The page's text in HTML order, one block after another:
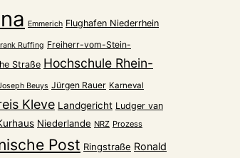
Emmerich Flughafen Niederrhein
Ruffing Freiherr-vom-Stein-
Straße Hochschule Rhein-
Beuys Jürgen Rauer Karneval
Kleve Landgericht Ludger van
Niederlande NRZ Prozess
Post Ringstraße Ronald